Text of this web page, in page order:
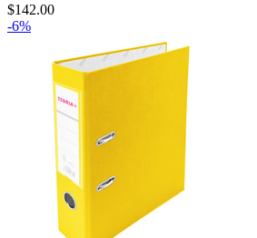
$142.00
-6%